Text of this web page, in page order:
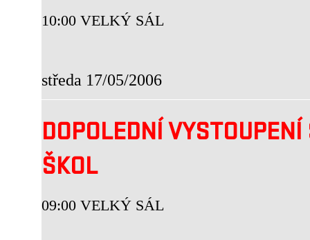
10:00 VELKÝ SÁL
středa 17/05/2006
DOPOLEDNÍ
ŠKOL
09:00 VELKÝ SÁL